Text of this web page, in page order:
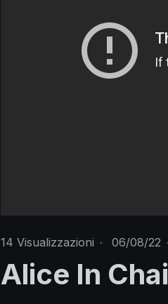
14 Visualizzazioni · 06/08/22 ·
Alice In